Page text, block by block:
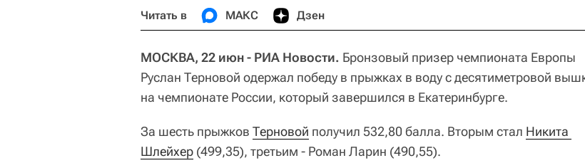
Читать в МАКС Дзен
МОСКВА, 22 июн - РИА Новости. Бронзовый призер чемпионата Европы
Руслан Терновой одержал победу в прыжках в воду с десятиметровой
на чемпионате России, который завершился в Екатеринбурге.
За шесть прыжков Терновой получил 532,80 балла. Вторым стал Никита
Шлейхер (499,35), третьим - Роман Ларин (490,55).